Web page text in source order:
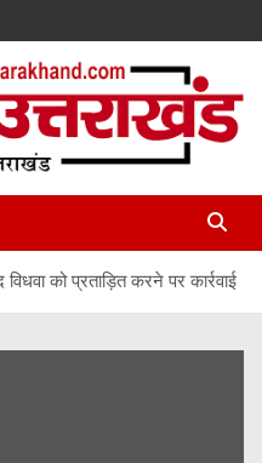
को प्रताड़ित करने पर कार्रवाई